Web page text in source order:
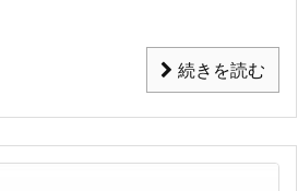
続きを読む